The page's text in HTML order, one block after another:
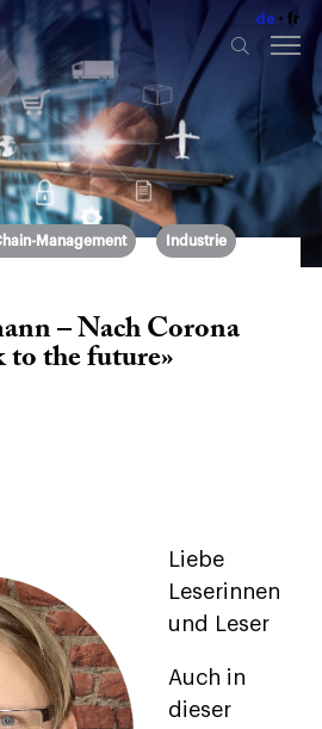
de fr
Management Industrie
– Nach Corona
to the future»
Liebe
Leserinnen
und Leser
Auch in
dieser